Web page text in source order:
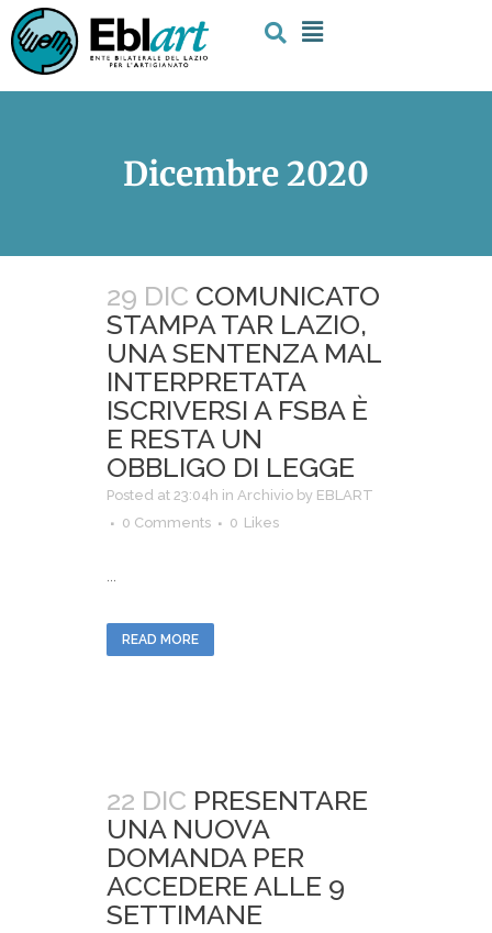
Dicembre 2020
29 DIC COMUNICATO
STAMPA TAR LAZIO,
UNA SENTENZA MAL
INTERPRETATA
ISCRIVERSI A FSBA È
E RESTA UN
OBBLIGO DI LEGGE
Posted at 23:04h in Archivio by EBLART
0 Comments
0 Likes
...
READ MORE
22 DIC PRESENTARE
UNA NUOVA
DOMANDA PER
ACCEDERE ALLE 9
SETTIMANE